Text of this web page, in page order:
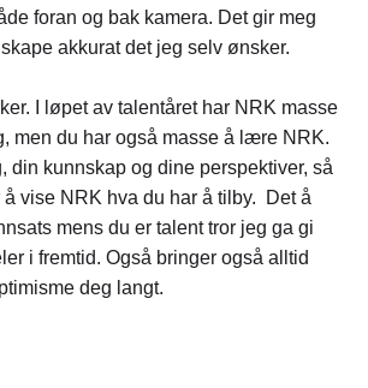
foran og bak kamera. Det gir meg
akkurat det jeg selv ønsker.
I løpet av talentåret har NRK masse
men du har også masse å lære NRK.
din kunnskap og dine perspektiver, så
vise NRK hva du har å tilby. Det å
mens du er talent tror jeg ga gi
i fremtid. Også bringer også alltid
deg langt.